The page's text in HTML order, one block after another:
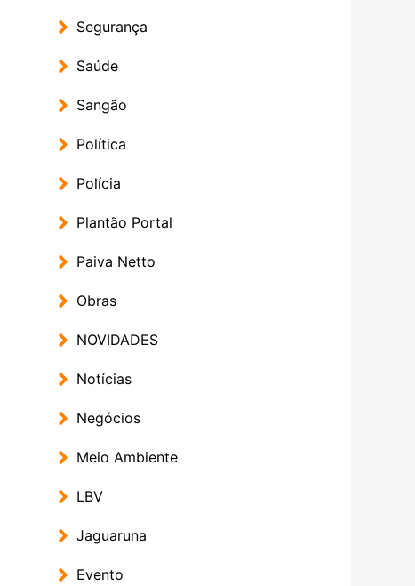
Segurança
Saúde
Sangão
Política
Polícia
Plantão Portal
Paiva Netto
Obras
NOVIDADES
Notícias
Negócios
Meio Ambiente
LBV
Jaguaruna
Evento